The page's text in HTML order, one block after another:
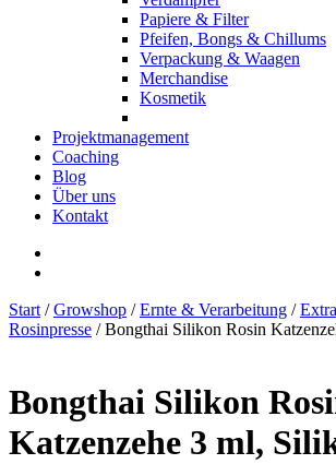
Papiere & Filter
Pfeifen, Bongs & Chillums
Verpackung & Waagen
Merchandise
Kosmetik
Projektmanagement
Coaching
Blog
Über uns
Kontakt
Start /Growshop /Ernte & Verarbeitung /
Rosinpresse / Bongthai Silikon Rosin
Bongthai Silikon
Katzenzehe 3 ml,